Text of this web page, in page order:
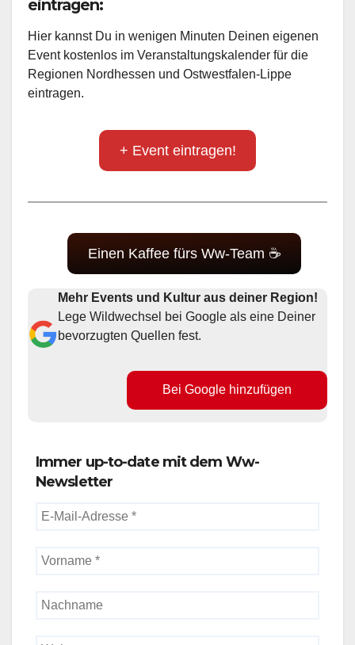
eintragen:
Hier kannst Du in wenigen Minuten Deinen eigenen
Event kostenlos im Veranstaltungskalender für die
Regionen Nordhessen und Ostwestfalen-Lippe
eintragen.
+ Event eintragen!
Einen Kaffee fürs Ww-Team ☕
Mehr Events und Kultur aus deiner Region!
Lege Wildwechsel bei Google als eine Deiner
bevorzugten Quellen fest.
Bei Google hinzufügen
Immer up-to-date mit dem Ww-
Newsletter